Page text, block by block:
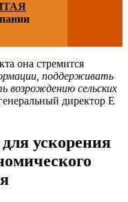
она стремится
поддерживать
возрождению сельских
директор Е
ускорения